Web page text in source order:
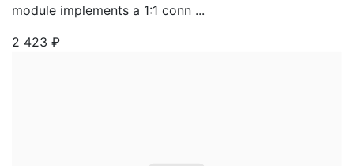
module implements a 1:1 conn ...
2 423 ₽